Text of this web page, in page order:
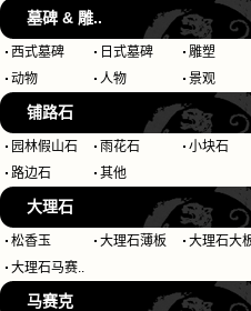
墓碑 & 雕..
西式墓碑 日式墓碑
雕塑
动物
人物 景观
铺路石
园林假山石 雨花石
小块石
路边石
其他
大理石
松香玉 大理石薄板
大理石大
大理石马赛..
马赛克